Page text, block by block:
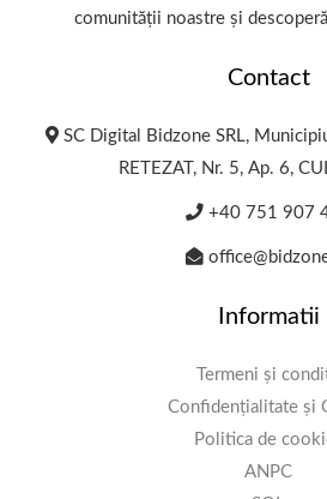
comunității noastre și
Contact
SC Digital Bidzone SRL,
RETEZAT, Nr. 5, Ap. 6,
+40 751 907
Informatii
Termeni și
Confidențialitate și
Politica de
ANPC